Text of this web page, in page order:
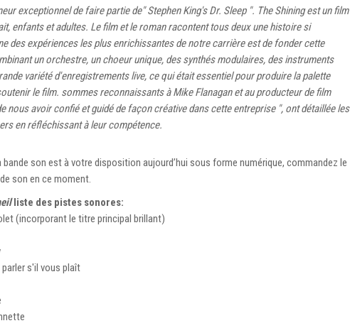
exceptionnel de faire partie de" Stephen King's Dr. Sleep ". The Shining est un film
enfants et adultes. Le film et le roman racontent tous deux une histoire si
des expériences les plus enrichissantes de notre carrière est de fonder cette
un orchestre, un choeur unique, des synthés modulaires, des instruments
variété d'enregistrements live, ce qui était essentiel pour produire la palette
le film. sommes reconnaissants à Mike Flanagan et au producteur de film
nous avoir confié et guidé de façon créative dans cette entreprise ", ont détaillée les
en réfléchissant à leur compétence.
son est à votre disposition aujourd’hui sous forme numérique, commandez le
son en ce moment.
liste des pistes sonores:
(incorporant le titre principal brillant)
parler s'il vous plaît